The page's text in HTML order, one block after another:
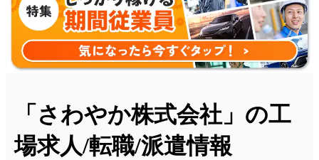
「さわやか株式会社」の工
場求人/転職/派遣情報